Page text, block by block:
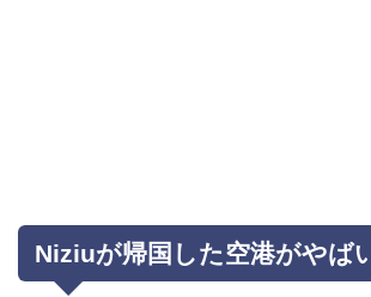
Niziuが帰国した空港がやば